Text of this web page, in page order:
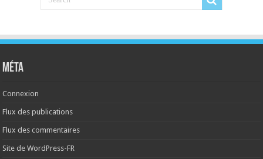
Méta
Connexion
Flux des publications
Flux des commentaires
Site de WordPress-FR